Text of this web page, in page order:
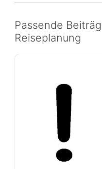
Passende
Reiseplanung